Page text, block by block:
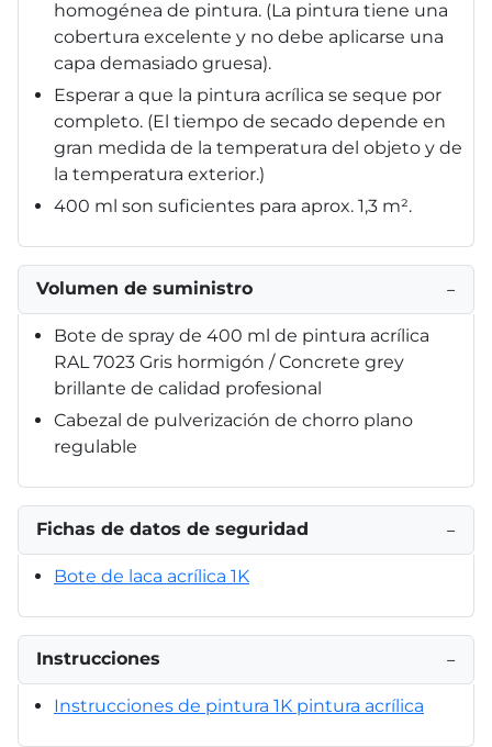
homogénea de pintura. (La pintura tiene una
cobertura excelente y no debe aplicarse una
capa demasiado gruesa).
Esperar a que la pintura acrílica se seque por
completo. (El tiempo de secado depende en
gran medida de la temperatura del objeto y de
la temperatura exterior.)
400 ml son suficientes para aprox. 1,3 m².
Volumen de suministro −
Bote de spray de 400 ml de pintura acrílica
RAL 7023 Gris hormigón / Concrete grey
brillante de calidad profesional
Cabezal de pulverización de chorro plano
regulable
Fichas de datos de seguridad −
Bote de laca acrílica 1K
Instrucciones −
Instrucciones de pintura 1K pintura acrílica